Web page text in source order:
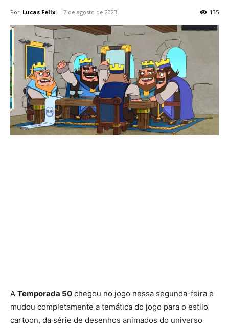
Por Lucas Felix - 7 de agosto de 2023 135
A Temporada 50 chegou no jogo nessa segunda-feira e
mudou completamente a temática do jogo para o estilo
cartoon, da série de desenhos animados do universo